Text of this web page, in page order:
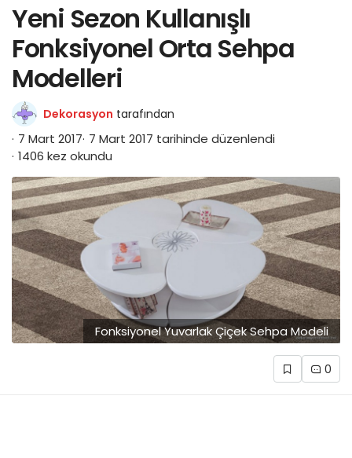
Yeni Sezon Kullanışlı
Fonksiyonel Orta Sehpa
Modelleri
Dekorasyon tarafından
7 Mart 2017 7 Mart 2017 tarihinde düzenlendi
1406 kez okundu
Fonksiyonel Yuvarlak Çiçek Sehpa Modeli
0